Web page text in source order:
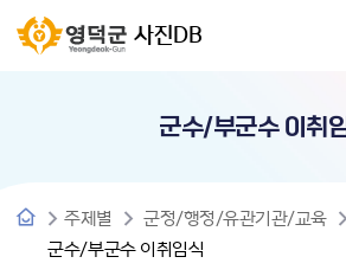
사진DB
군수/부군수 이취
주제별 군정/행정/유관기관/교육
군수/부군수 이취임식